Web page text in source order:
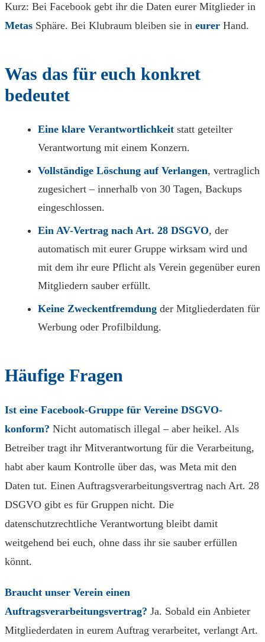
Kurz: Bei Facebook gebt ihr die Daten eurer Mitglieder in
Metas Sphäre. Bei Klubraum bleiben sie in eurer Hand.
Was das für euch konkret
bedeutet
Eine klare Verantwortlichkeit statt geteilter
Verantwortung mit einem Konzern.
Vollständige Löschung auf Verlangen, vertraglich
zugesichert – innerhalb von 30 Tagen, Backups
eingeschlossen.
Ein AV-Vertrag nach Art. 28 DSGVO, der
automatisch mit eurer Gruppe wirksam wird und
mit dem ihr eure Pflicht als Verein gegenüber euren
Mitgliedern sauber erfüllt.
Keine Zweckentfremdung der Mitgliederdaten für
Werbung oder Profilbildung.
Häufige Fragen
Ist eine Facebook-Gruppe für Vereine DSGVO-
konform? Nicht automatisch illegal – aber heikel. Als
Betreiber tragt ihr Mitverantwortung für die Verarbeitung,
habt aber kaum Kontrolle über das, was Meta mit den
Daten tut. Einen Auftragsverarbeitungsvertrag nach Art. 28
DSGVO gibt es für Gruppen nicht. Die
datenschutzrechtliche Verantwortung bleibt damit
weitgehend bei euch, ohne dass ihr sie sauber erfüllen
könnt.
Braucht unser Verein einen
Auftragsverarbeitungsvertrag? Ja. Sobald ein Anbieter
Mitgliederdaten in eurem Auftrag verarbeitet, verlangt Art.